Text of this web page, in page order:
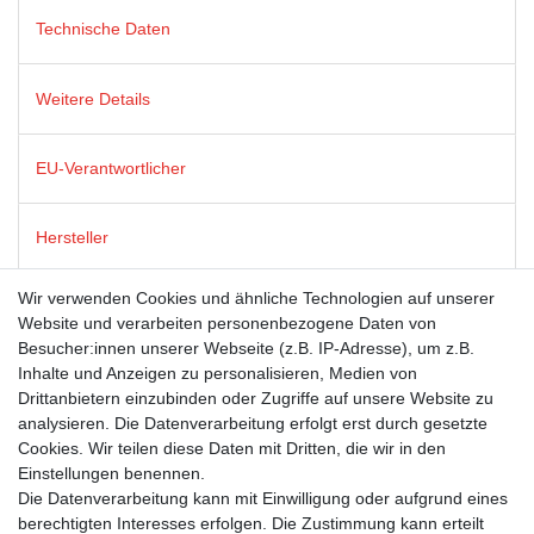
Technische Daten
Weitere Details
EU-Verantwortlicher
Hersteller
Postkarten von modern times zeichnen sich durch satte Farben,
beste Bildqualität und stabiles 365g Algro Design-Papier aus.
Suchbegriffe
Jugendfrei| Film TV|Kunst|Schwarz-Weiß|Stars/Ikonen
|International |Film/TV|
Wir verwenden Cookies und ähnliche Technologien auf unserer
Website und verarbeiten personenbezogene Daten von
Besucher:innen unserer Webseite (z.B. IP-Adresse), um z.B.
Inhalte und Anzeigen zu personalisieren, Medien von
Drittanbietern einzubinden oder Zugriffe auf unsere Website zu
analysieren. Die Datenverarbeitung erfolgt erst durch gesetzte
Cookies. Wir teilen diese Daten mit Dritten, die wir in den
Einstellungen benennen.
Die Datenverarbeitung kann mit Einwilligung oder aufgrund eines
berechtigten Interesses erfolgen. Die Zustimmung kann erteilt